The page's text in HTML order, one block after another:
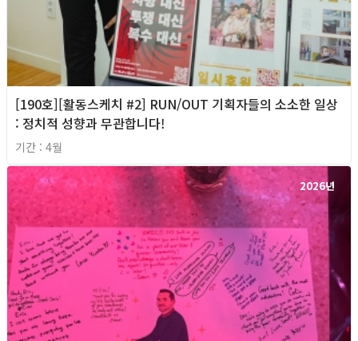
[190호][활동스케치 #2] RUN/OUT 기획자들의 소소한 일상
: 정치적 성향과 무관합니다!
기간 : 4월
2026년